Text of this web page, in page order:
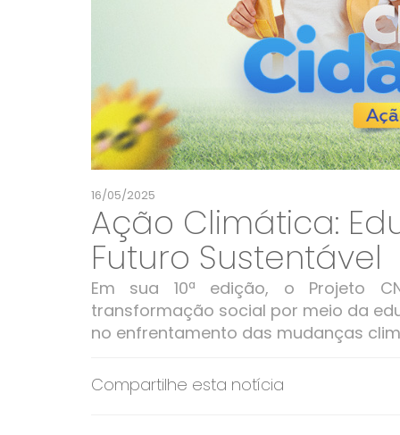
16/05/2025
Ação Climática:
Futuro Sustentável
Em sua 10ª edição, o Projeto
transformação social por meio da
no enfrentamento das mudanças
Compartilhe esta notícia